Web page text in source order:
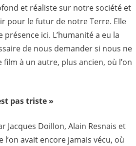
et réaliste sur notre société et
pour le futur de notre Terre. Elle
ici. L’humanité a eu la
de nous demander si nous ne
film à un autre, plus ancien, où l’on
pas triste »
Jacques Doillon, Alain Resnais et
l’on avait encore jamais vécu, où